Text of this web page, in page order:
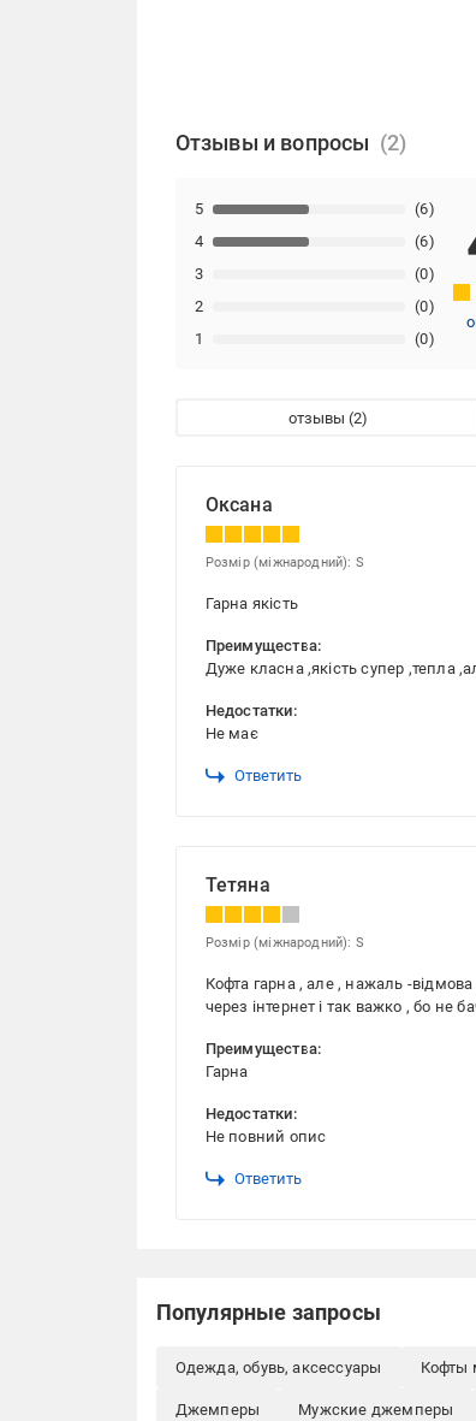
Отзывы и вопросы
1 (0)
2 (0)
3 (0)
4 (6)
5 (6)
отзывы
Оксана
Розмір (міжнародний): S
Гарна якість
Преимущества:
Дуже класна ,якість супер ,тепла
Недостатки:
Не має
Ответить
Тетяна
Розмір (міжнародний): S
Кофта гарна , але , нажаль -
через інтернет і так важко , бо не
Преимущества:
Гарна
Недостатки:
Не повний опис
Ответить
Популярные запросы
Одежда, обувь, аксессуары Кофты
Джемперы Мужские джемперы